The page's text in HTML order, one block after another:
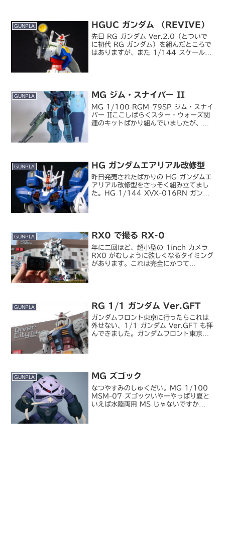
GUNPLA HGUC ガンダム （REVIVE）
先日 RG ガンダム Ver.2.0（とついで
に初代 RG ガンダム）を組んだところで
はありますが、また 1/144 スケールの
GUNPLA MG ジム・スナイパー II
MG 1/100 RGM-79SP ジム・スナイ
パー IIここしばらくスター・ウォーズ関
連のキットばかり組んでいましたが、
GUNPLA HG ガンダムエアリアル改修型
昨日発売されたばかりの HG ガンダムエ
アリアル改修型をさっそく組み立てまし
た。HG 1/144 XVX-016RN ガンダ
GUNPLA RX0 で撮る RX-0
年に二回ほど、超小型の 1inch カメラ
RX0 がむしょうに欲しくなるタイミング
があります。これは完全にかつて
GUNPLA RG 1/1 ガンダム Ver.GFT
ガンダムフロント東京に行ったらこれは
外せない、1/1 ガンダム Ver.GFT も拝
んできました。ガンダムフロント東京お
GUNPLA MG ズゴック
なつやすみのしゅくだい。MG 1/100
MSM-07 ズゴックいやーやっぱり夏と
いえば水陸両用 MS じゃないですか